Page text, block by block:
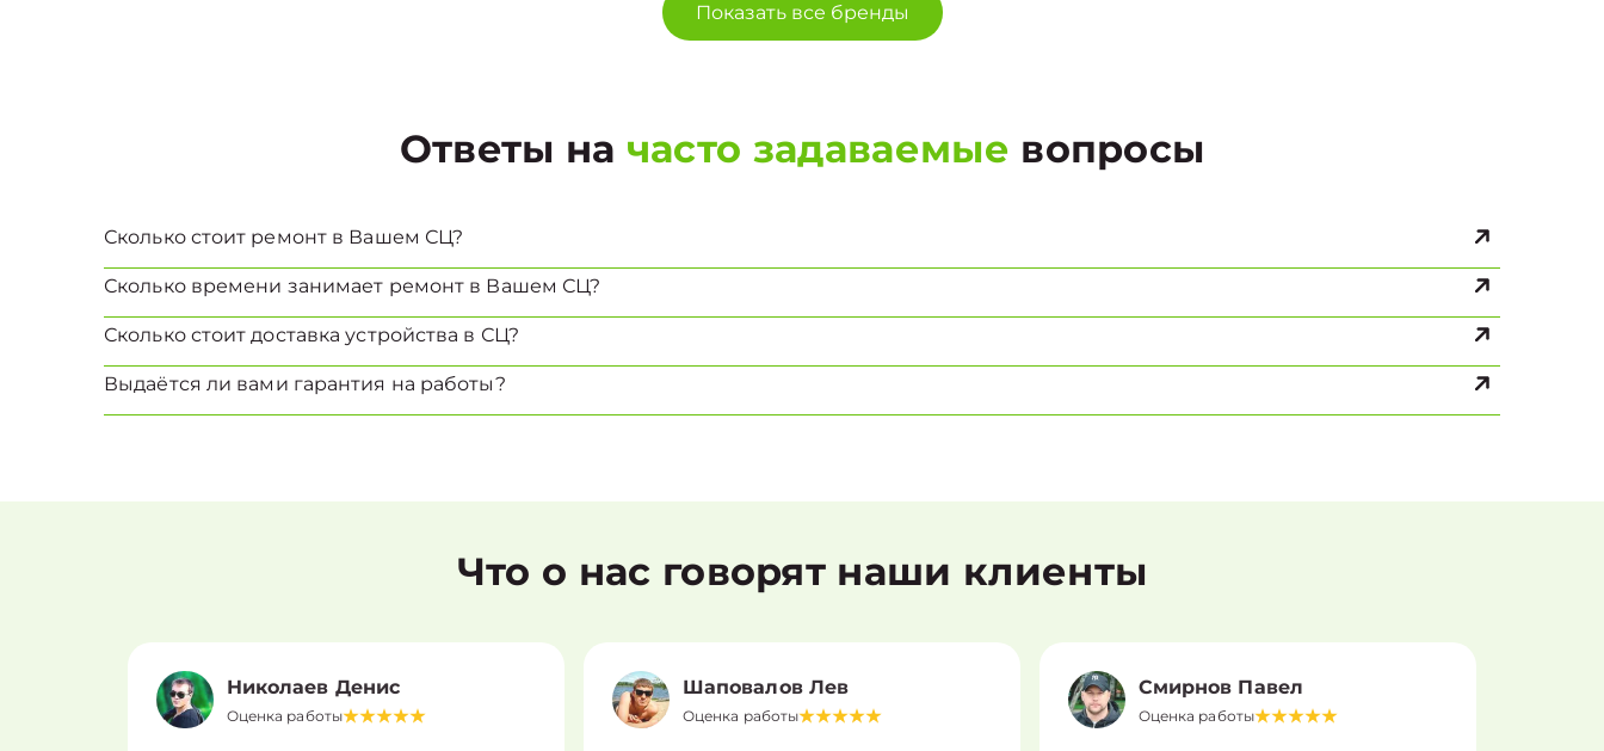
Показать все бренды
Ответы на часто задаваемые вопросы
Сколько стоит ремонт в Вашем СЦ?
Сколько времени занимает ремонт в Вашем СЦ?
Сколько стоит доставка устройства в СЦ?
Выдаётся ли вами гарантия на работы?
Что о нас говорят наши клиенты
Николаев Денис
Оценка работы
Шаповалов Лев
Оценка работы
Смирнов Павел
Оценка работы